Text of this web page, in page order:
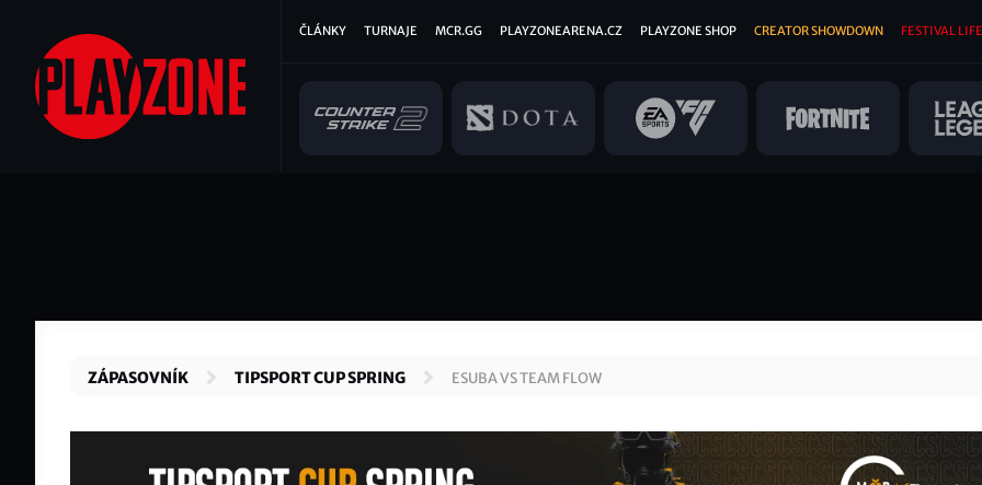
hlavnímu
obsahu
Hlavní
ČLÁNKY TURNAJE MCR.GG PLAYZONEARENA.CZ PLAYZONE SHOP CREATOR SHOWDOWN FESTIVAL
ZÁPASOVNÍK TIPSPORT CUP SPRING ESUBA VS TEAM FLOW